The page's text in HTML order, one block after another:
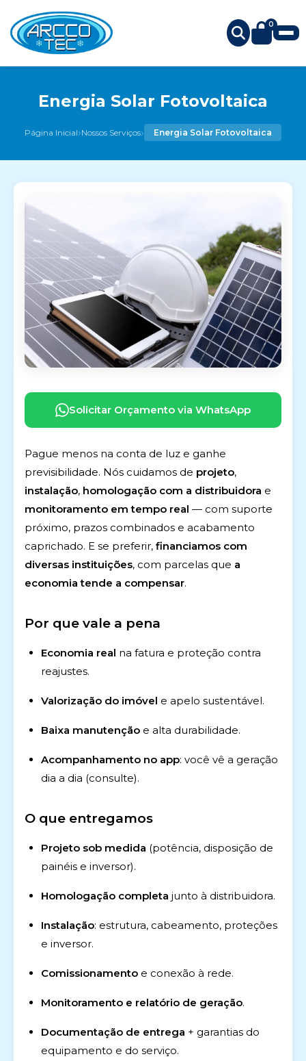
0
Energia Solar Fotovoltaica
Página Inicial›Nossos Serviços› Energia Solar Fotovoltaica
Solicitar Orçamento via WhatsApp
Pague menos na conta de luz e ganhe
previsibilidade. Nós cuidamos de projeto,
instalação, homologação com a distribuidora e
monitoramento em tempo real — com suporte
próximo, prazos combinados e acabamento
caprichado. E se preferir, financiamos com
diversas instituições, com parcelas que a
economia tende a compensar.
Por que vale a pena
Economia real na fatura e proteção contra
reajustes.
Valorização do imóvel e apelo sustentável.
Baixa manutenção e alta durabilidade.
Acompanhamento no app: você vê a geração
dia a dia (consulte).
O que entregamos
Projeto sob medida (potência, disposição de
painéis e inversor).
Homologação completa junto à distribuidora.
Instalação: estrutura, cabeamento, proteções
e inversor.
Comissionamento e conexão à rede.
Monitoramento e relatório de geração.
Documentação de entrega + garantias do
equipamento e do serviço.